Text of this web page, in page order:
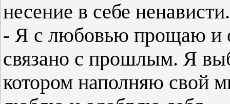
несение в себе ненависти.
- Я с любовью прощаю и
связано с прошлым. Я
котором наполняю свой